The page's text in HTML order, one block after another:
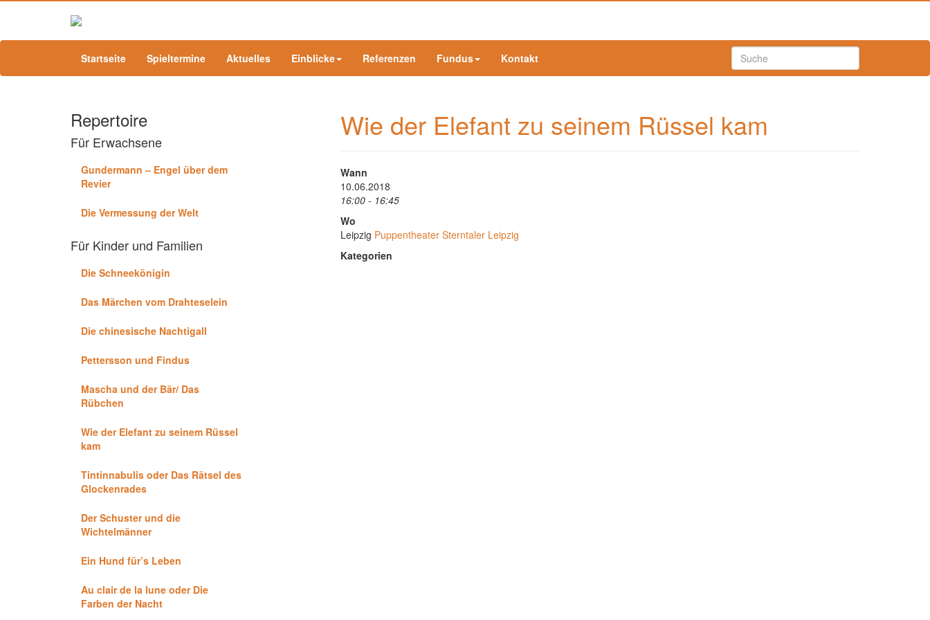
Startseite Spieltermine Aktuelles Einblicke Referenzen Fundus Kontakt
Repertoire
Für Erwachsene
Gundermann – Engel über dem
Revier
Die Vermessung der Welt
Für Kinder und Familien
Die Schneekönigin
Das Märchen vom Drahteselein
Die chinesische Nachtigall
Pettersson und Findus
Mascha und der Bär/ Das
Rübchen
Wie der Elefant zu seinem Rüssel
kam
Tintinnabulis oder Das Rätsel des
Glockenrades
Der Schuster und die
Wichtelmänner
Ein Hund für’s Leben
Au clair de la lune oder Die
Farben der Nacht
Wie der Elefant zu seinem Rüssel kam
Wann
10.06.2018
16:00 - 16:45
Wo
Leipzig Puppentheater Sterntaler Leipzig
Kategorien